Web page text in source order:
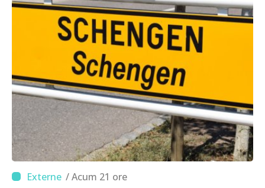
/ Acum 21 ore